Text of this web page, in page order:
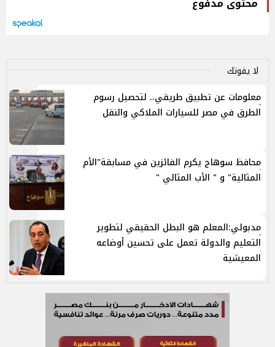
لا يفوتك
معلومات عن تطبيق طريقي.. لتحصيل رسوم
الطرق في مصر للسيارات الملاكي والنقل
محافظ سوهاج يكرم الفائزين في مسابقة"الأم
المثالية" و " الأب المثالي "
مدبولي:المعلم هو البطل الحقيقي لتطوير
التعليم والدولة تعمل على تحسين أوضاعه
المعيشية